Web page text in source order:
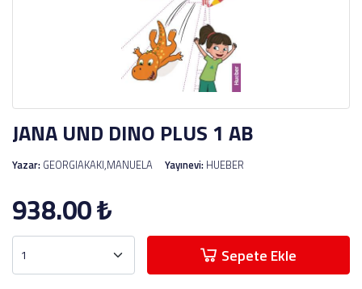
JANA UND DINO PLUS 1 AB
Yazar: GEORGIAKAKI,MANUELA Yayınevi: HUEBER
938.00₺
Sepete Ekle